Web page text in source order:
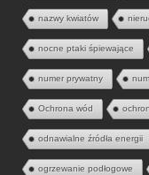
nazwy kwiatów
nocne ptaki śpiewające
numer prywatny
Ochrona wód
odnawialne źródła energii
ogrzewanie podłogowe